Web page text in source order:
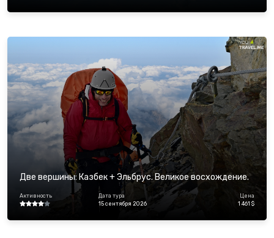
Две вершины: Казбек + Эльбрус. Великое восхождение.
Активность
Дата тура
15 сентября 2026
Цена
1 461 $